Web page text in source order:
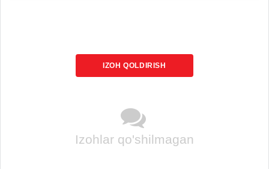
IZOH QOLDIRISH
Izohlar qo'shilmagan